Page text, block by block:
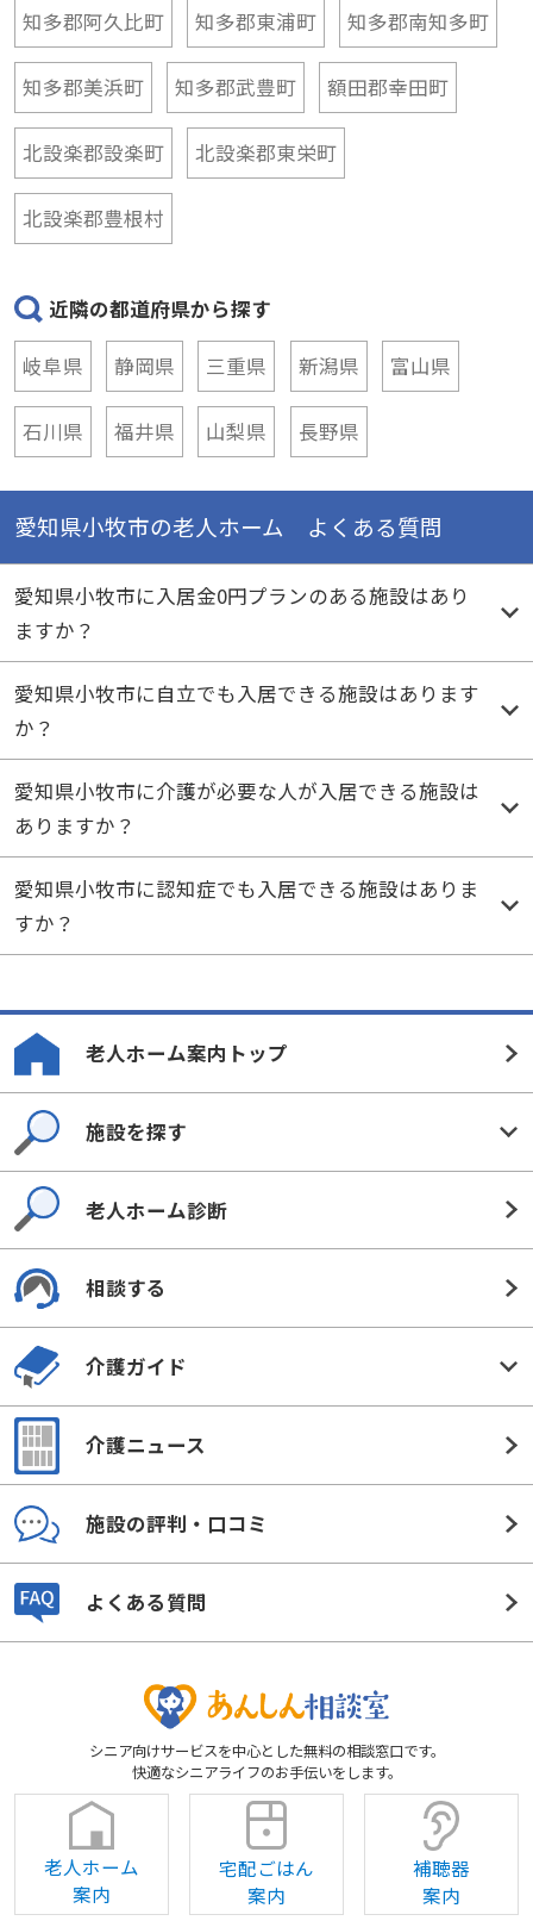
知多郡阿久比町 知多郡東浦町 知多郡南知多町
知多郡美浜町 知多郡武豊町 額田郡幸田町
北設楽郡設楽町 北設楽郡東栄町
北設楽郡豊根村
近隣の都道府県から探す
岐阜県
静岡県 三重県 新潟県 富山県
石川県 福井県 山梨県 長野県
愛知県小牧市の老人ホーム よくある質問
愛知県小牧市に入居金0円プランのある施設はあり
ますか？
愛知県小牧市に自立でも入居できる施設はあります
か？
愛知県小牧市に介護が必要な人が入居できる施設は
ありますか？
愛知県小牧市に認知症でも入居できる施設はありま
すか？
老人ホーム案内トップ
施設を探す
老人ホーム診断
相談する
介護ガイド
介護ニュース
施設の評判・口コミ
よくある質問
シニア向けサービスを中心とした無料の相談窓口です。
快適なシニアライフのお手伝いをします。
老人ホーム
案内
宅配ごはん
案内
補聴器
案内